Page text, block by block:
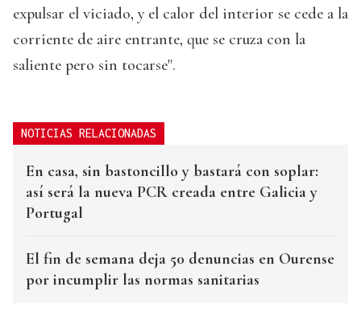
expulsar el viciado, y el calor del interior se cede a la
corriente de aire entrante, que se cruza con la
saliente pero sin tocarse".
NOTICIAS RELACIONADAS
En casa, sin bastoncillo y bastará con soplar:
así será la nueva PCR creada entre Galicia y
Portugal
El fin de semana deja 50 denuncias en Ourense
por incumplir las normas sanitarias